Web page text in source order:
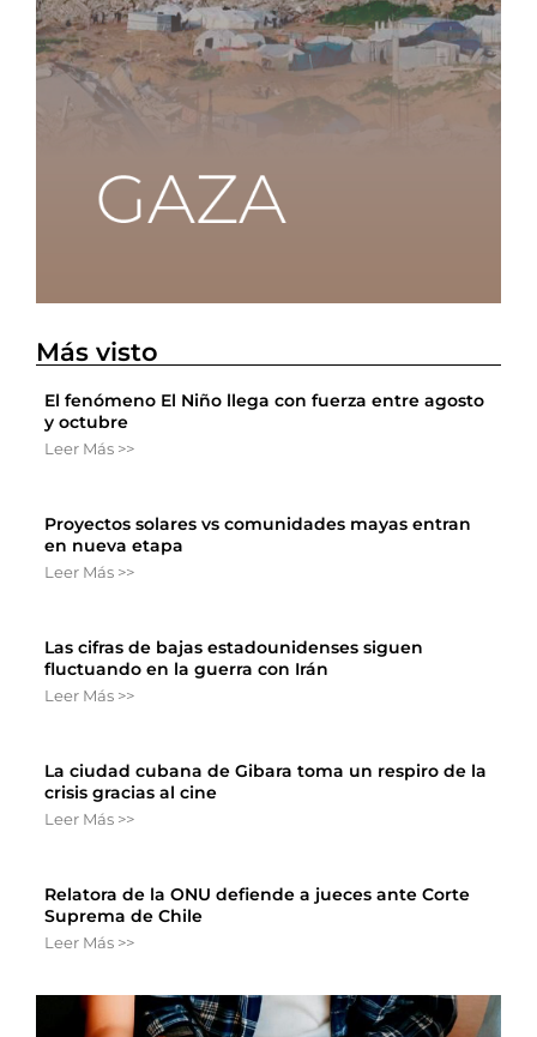
Más visto
El fenómeno El Niño llega con fuerza entre agosto
y octubre
Leer Más >>
Proyectos solares vs comunidades mayas entran
en nueva etapa
Leer Más >>
Las cifras de bajas estadounidenses siguen
fluctuando en la guerra con Irán
Leer Más >>
La ciudad cubana de Gibara toma un respiro de la
crisis gracias al cine
Leer Más >>
Relatora de la ONU defiende a jueces ante Corte
Suprema de Chile
Leer Más >>